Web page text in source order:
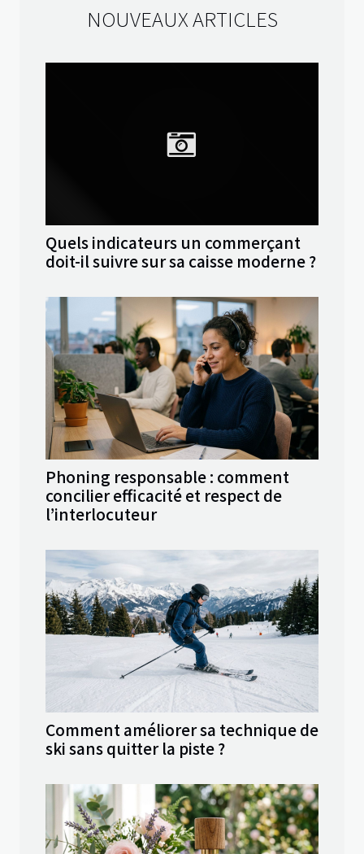
NOUVEAUX ARTICLES
Quels indicateurs un commerçant
doit-il suivre sur sa caisse moderne ?
Phoning responsable : comment
concilier efficacité et respect de
l’interlocuteur
Comment améliorer sa technique de
ski sans quitter la piste ?